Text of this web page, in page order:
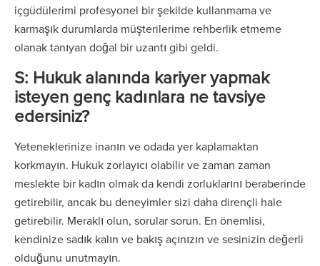
içgüdülerimi profesyonel bir şekilde kullanmama ve
karmaşık durumlarda müşterilerime rehberlik etmeme
olanak tanıyan doğal bir uzantı gibi geldi.
S: Hukuk alanında kariyer yapmak
isteyen genç kadınlara ne tavsiye
edersiniz?
Yeteneklerinize inanın ve odada yer kaplamaktan
korkmayın. Hukuk zorlayıcı olabilir ve zaman zaman
meslekte bir kadın olmak da kendi zorluklarını beraberinde
getirebilir, ancak bu deneyimler sizi daha dirençli hale
getirebilir. Meraklı olun, sorular sorun. En önemlisi,
kendinize sadık kalın ve bakış açınızın ve sesinizin değerli
olduğunu unutmayın.